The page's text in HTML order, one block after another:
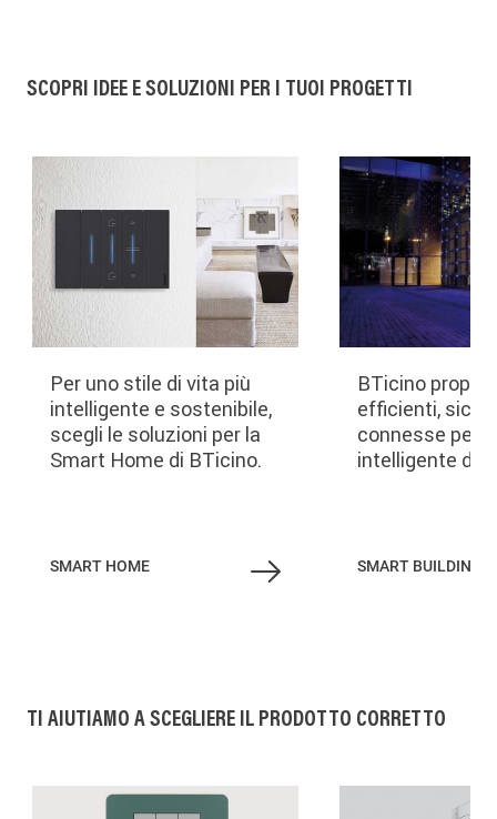
SCOPRI IDEE E SOLUZIONI PER I TUOI PROGETTI
Per uno stile di vita più
intelligente e sostenibile,
scegli le soluzioni per la
Smart Home di BTicino.
SMART HOME
BTicino
efficienti,
connesse per
intelligente
SMART BUILDING
TI AIUTIAMO A SCEGLIERE IL PRODOTTO CORRETTO